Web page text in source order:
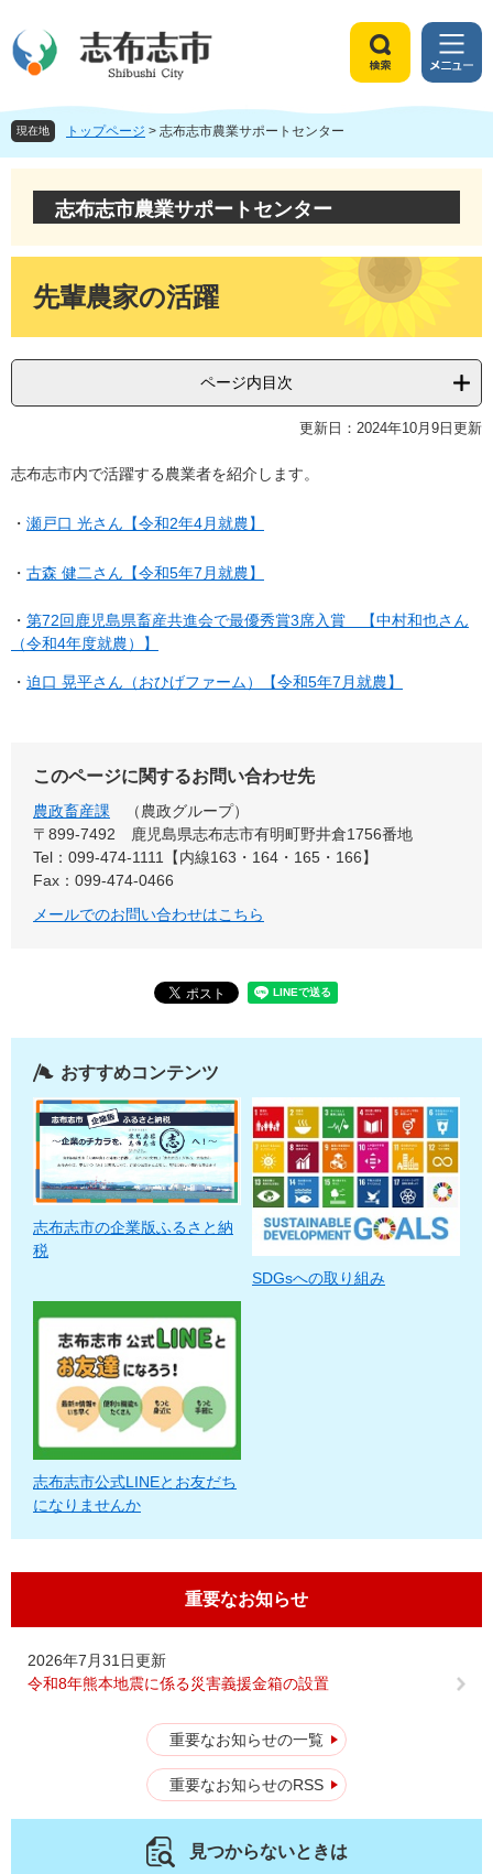
ジ
頭
す
ュ
飛
し
文
索
メ
ニ
ュ
現在地 トップページ > 志布志市農業サポートセンター
志布志市農業サポートセンター
先輩農家の活躍
ページ内目次
更新日：2024年10月9日更新
志布志市内で活躍する農業者を紹介します。
・ 瀬戸口 光さん【令和2年4月就農】
・ 古森 健二さん【令和5年7月就農】
・ 第72回鹿児島県畜産共進会で最優秀賞3席入賞 【中村和也さん
（令和4年度就農）】
・ 迫口 晃平さん（おひげファーム）【令和5年7月就農】
このページに関するお問い合わせ先
農政畜産課
農政グループ
〒899-7492
鹿児島県志布志市有明町野井倉1756番地
Tel：099-474-1111【内線163・164・165・166】
Fax：099-474-0466
メールでのお問い合わせはこちら
おすすめコンテンツ
志布志市の企業版ふるさと納
税
SDGsへの取り組み
志布志市公式LINEとお友だち
になりませんか
重要なお知らせ
2026年7月31日更新
令和8年熊本地震に係る災害義援金箱の設置
重要なお知らせの一覧
重要なお知らせのRSS
見つからないときは